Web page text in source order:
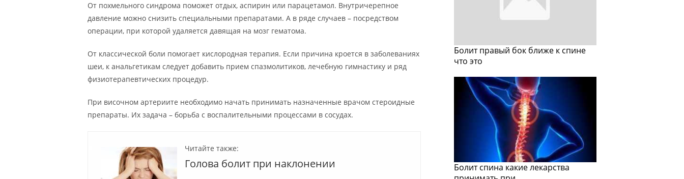
От похмельного синдрома поможет отдых, аспирин или парацетамол. Внутричерепное
давление можно снизить специальными препаратами. А в ряде случаев – посредством
операции, при которой удаляется давящая на мозг гематома.
От классической боли помогает кислородная терапия. Если причина кроется в заболеваниях
шеи, к анальгетикам следует добавить прием спазмолитиков, лечебную гимнастику и ряд
физиотерапевтических процедур.
При височном артериите необходимо начать принимать назначенные врачом стероидные
препараты. Их задача – борьба с воспалительными процессами в сосудах.
Читайте также:
Голова болит при наклонении
Болит правый бок ближе к спине
что это
Болит спина какие лекарства